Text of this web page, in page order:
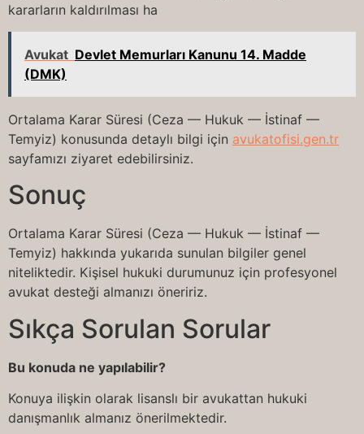
kararların kaldırılması ha
Avukat Devlet Memurları Kanunu 14. Madde
(DMK)
Ortalama Karar Süresi (Ceza — Hukuk — İstinaf —
Temyiz) konusunda detaylı bilgi için avukatofisi.gen.tr
sayfamızı ziyaret edebilirsiniz.
Sonuç
Ortalama Karar Süresi (Ceza — Hukuk — İstinaf —
Temyiz) hakkında yukarıda sunulan bilgiler genel
niteliktedir. Kişisel hukuki durumunuz için profesyonel
avukat desteği almanızı öneririz.
Sıkça Sorulan Sorular
Bu konuda ne yapılabilir?
Konuya ilişkin olarak lisanslı bir avukattan hukuki
danışmanlık almanız önerilmektedir.